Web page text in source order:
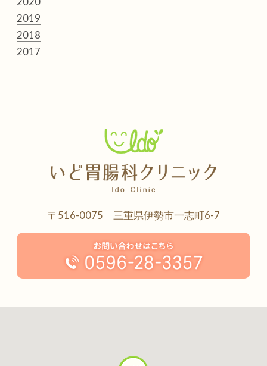
2019
2018
2017
〒516-0075 三重県伊勢市一志町6-7